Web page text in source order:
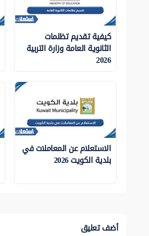
كيفية تقديم تظلمات
الثانوية العامة وزارة التربية
2026
الاستعلام عن المعاملات في
بلدية الكويت 2026
أضف تعليق